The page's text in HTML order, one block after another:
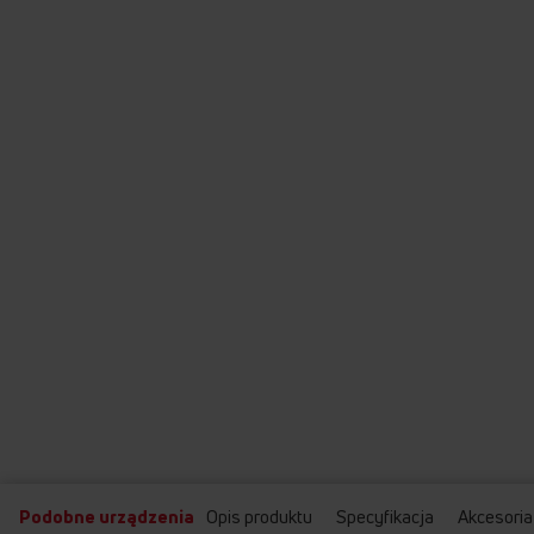
Podobne urządzenia Opis produktu Specyfikacja Akcesoria